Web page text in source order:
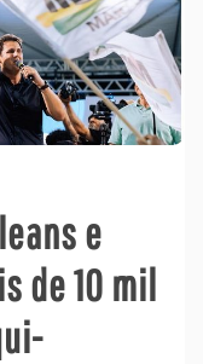
e
de 10 mil